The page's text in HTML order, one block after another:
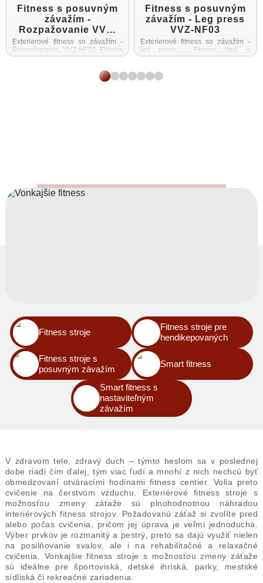
Fitness s posuvným
závažím -
Rozpažovanie VVZ-
NF02
Exterierové fitness so závažím -
Rozpažovanie VVZ-NF02 Fitness
stroj s posuvným závažím slúži na
ramien a svalov hrudníka
Obsahuje posuvné závažia s
Fitness s posuvným
závažím - Leg press
VVZ-NF03
Exterierové fitness so závažím -
leg press Fitness stroj s
posuvným závažím slúži na
sedacích svalov Obsahuje
posuvné závažia s hmotnosťou ...
Fitness stroje
Fitness stroje pre
hendikepovaných
Fitness stroje s
posuvným závažím
Smart fitness
Smart fitness s
nastaviteľným
závažím
V zdravom tele, zdravý duch – týmto heslom sa v poslednej
dobe riadi čím ďalej, tým viac ľudí a mnohí z nich nechcú byť
obmedzovaní otváracími hodinami fitness centier. Volia preto
cvičenie na čerstvom vzduchu. Exteriérové fitness stroje s
možnosťou zmeny záťaže sú plnohodnotnou náhradou
interiérových fitness strojov. Požadovanú záťaž si zvolíte pred
alebo počas cvičenia, pričom jej úprava je veľmi jednoduchá.
Výber prvkov je rozmanitý a pestrý, preto sa dajú využiť nielen
na posilňovanie svalov, ale i na rehabilitačné a relaxačné
cvičenia. Vonkajšie fitness stroje s možnosťou zmeny záťaže
sú ideálne pre športoviská, detské ihriská, parky, mestské
sídliská či rekreačné zariadenia.